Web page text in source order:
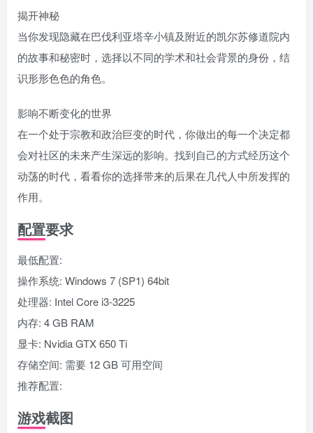
揭开神秘
当你发现隐藏在巴伐利亚塔辛小镇及附近的凯尔苏修道院内
的故事和秘密时，选择以不同的学术和社会背景的身份，结
识形形色色的角色。
影响不断变化的世界
在一个处于宗教和政治巨变的时代，你做出的每一个决定都
会对社区的未来产生深远的影响。找到自己的方式经历这个
动荡的时代，看看你的选择带来的后果在几代人中所发挥的
作用。
配置要求
最低配置:
操作系统: Windows 7 (SP1) 64bit
处理器: Intel Core i3-3225
内存: 4 GB RAM
显卡: Nvidia GTX 650 Ti
存储空间: 需要 12 GB 可用空间
推荐配置:
游戏截图